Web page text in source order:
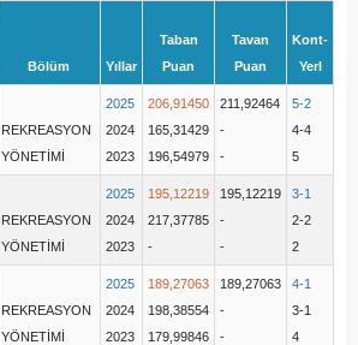
Bölüm Yıllar
Taban
Puan
Tavan
Puan
Kont-
Yerl
REKREASYON
YÖNETİMİ
2025
2024
2023
206,91450
165,31429
196,54979
211,92464
-
-
5-2
4-4
5
REKREASYON
YÖNETİMİ
2025
2024
2023
195,12219
217,37785
-
195,12219
-
-
3-1
2-2
2
REKREASYON
YÖNETİMİ
2025
2024
2023
189,27063
198,38554
179,99846
189,27063
-
-
4-1
3-1
4